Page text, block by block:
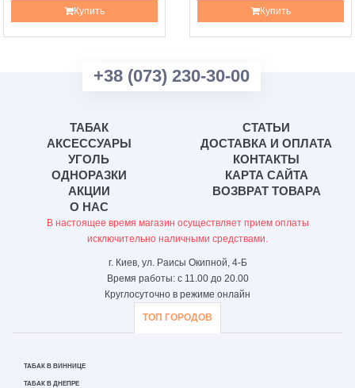
Купить Купить
+38 (073) 230-30-00
ТАБАК
АКСЕССУАРЫ
УГОЛЬ
ОДНОРАЗКИ
АКЦИИ
О НАС
СТАТЬИ
ДОСТАВКА И ОПЛАТА
КОНТАКТЫ
КАРТА САЙТА
ВОЗВРАТ ТОВАРА
В настоящее время магазин осуществляет прием оплаты
исключительно наличными средствами.
г. Киев, ул. Раисы Окипной, 4-Б
Время работы: с 11.00 до 20.00
Круглосуточно в режиме онлайн
ТОП ГОРОДОВ
ТАБАК В ВИННИЦЕ
ТАБАК В ДНЕПРЕ